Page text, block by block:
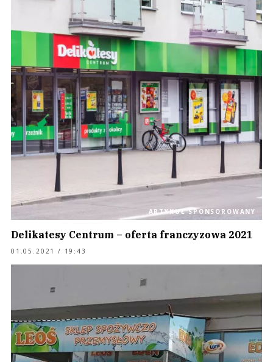
ARTYKUŁ SPONSOROWANY
Delikatesy Centrum – oferta franczyzowa 2021
01.05.2021 / 19:43